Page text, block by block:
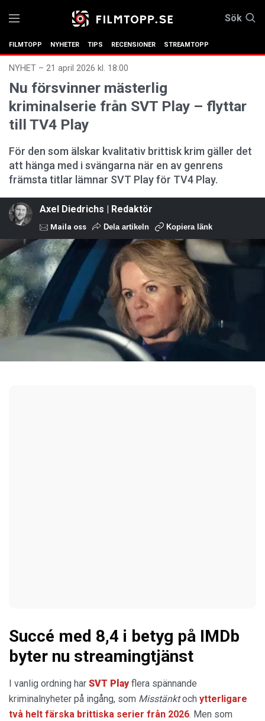
Sök
FILMTOPP NYHETER TIPS RECENSIONER STREAMTOPP
NYHET – 21 april 2026 kl. 18:00
Nu försvinner mästerlig
kriminalserie från SVT Play – flyttar
till TV4 Play
För den som älskar kvalitativ brittisk krim gäller det
att hänga med i svängarna när en av genrens
främsta titlar lämnar SVT Play för TV4 Play.
Axel Diedrichs | Redaktör
Maila oss Dela artikeln Kopiera länk
Succé med 8,4 i betyg på IMDb
byter nu streamingtjänst
I vanlig ordning har SVT Playflera spännande
kriminalnyheter på ingång, som Misstänktoch ytterligare
två helt färska brittiska serier från 2026. Men som